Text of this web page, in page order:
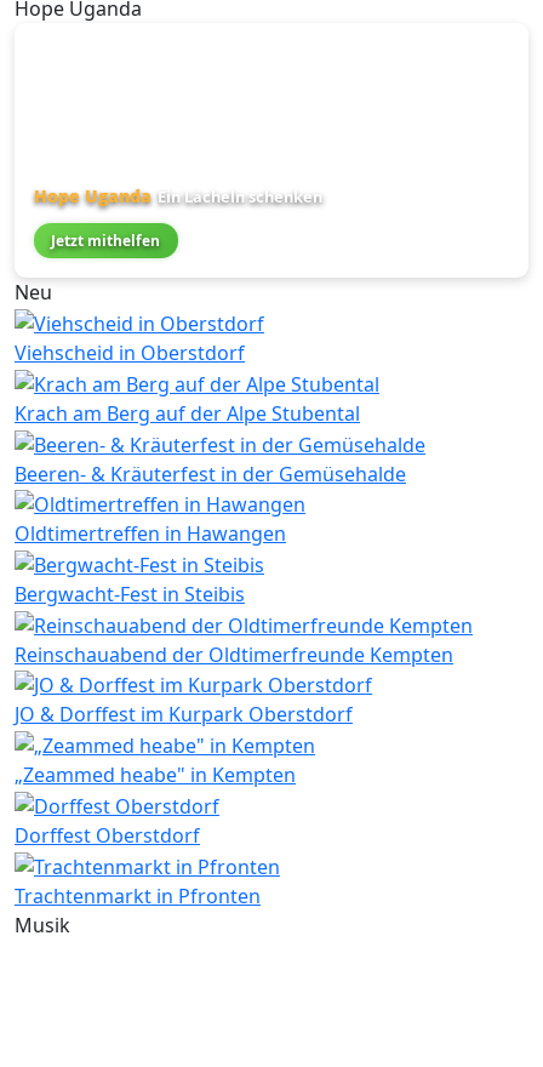
Hope Uganda
Hope Uganda Ein Lächeln schenken
Jetzt mithelfen
Neu
Viehscheid in Oberstdorf
Krach am Berg auf der Alpe Stubental
Beeren- & Kräuterfest in der Gemüsehalde
Oldtimertreffen in Hawangen
Bergwacht-Fest in Steibis
Reinschauabend der Oldtimerfreunde Kempten
JO & Dorffest im Kurpark Oberstdorf
„Zeammed heabe" in Kempten
Dorffest Oberstdorf
Trachtenmarkt in Pfronten
Musik